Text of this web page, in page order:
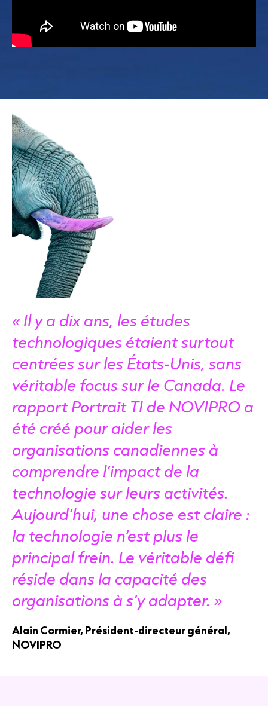
« Il y a dix ans, les études
technologiques étaient surtout
centrées sur les États-Unis, sans
véritable focus sur le Canada. Le
rapport Portrait TI de NOVIPRO a
été créé pour aider les
organisations canadiennes à
comprendre l’impact de la
technologie sur leurs activités.
Aujourd’hui, une chose est claire :
la technologie n’est plus le
principal frein. Le véritable défi
réside dans la capacité des
organisations à s’y adapter. »
Alain Cormier, Président-directeur général,
NOVIPRO